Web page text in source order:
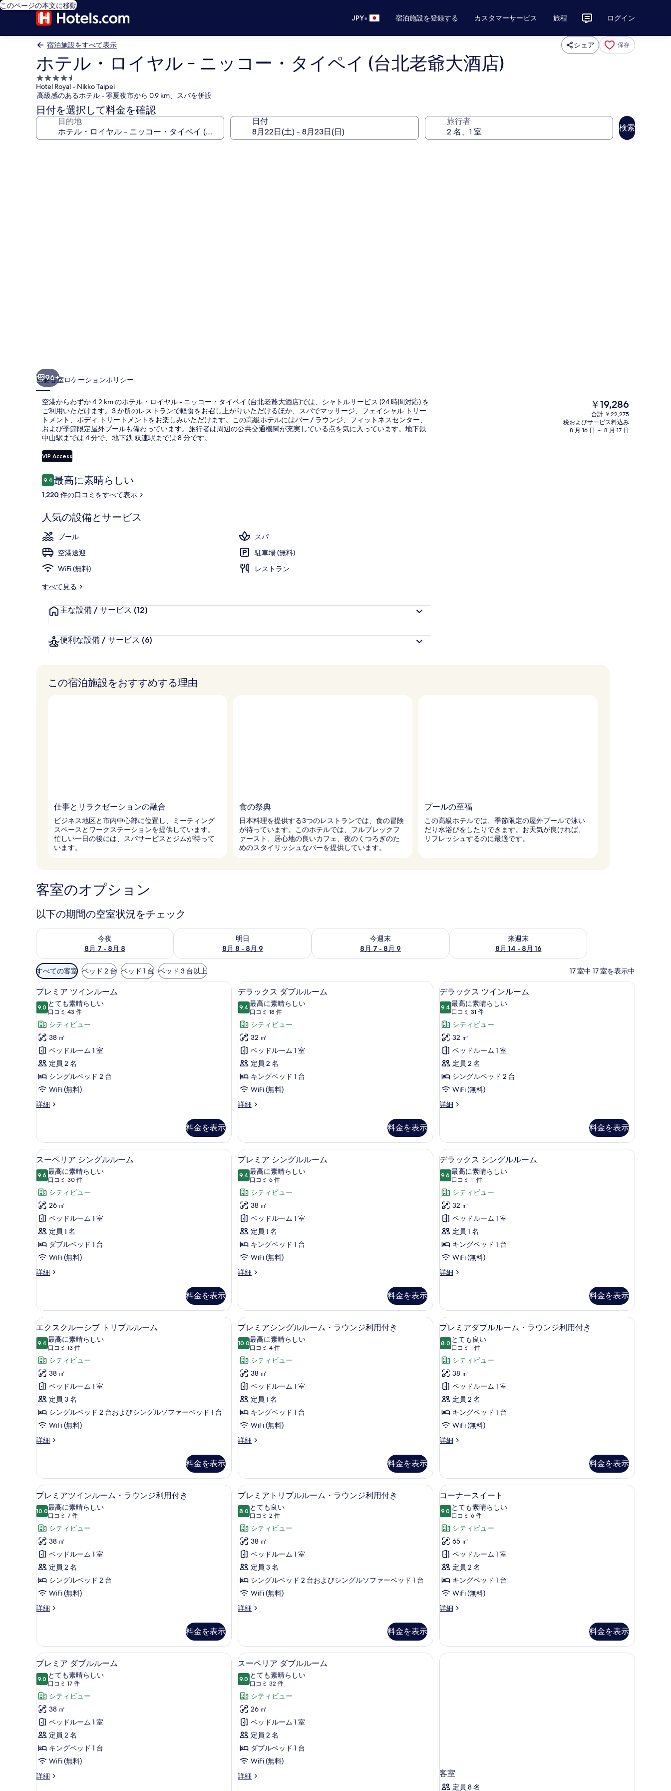
このページの本文に移動
JPY• 宿泊施設を登録する カスタマーサービス 旅程 ログイン
宿泊施設をすべて表示 シェア 保存
ホテル・ロイヤル - ニッコー・タイペイ (台北老爺大酒店)
4.5
つ
星
宿
泊
Hotel Royal - Nikko Taipei
高級感のあるホテル - 寧夏夜市から 0.9 km、スパを併設
日付を選択して料金を確認
目的地 日付 旅行者
検索
ペ
イ
(台
北
老
爺
酒
店)
の
写
真
ギ
ャ
3 か所のレストラン : ランチ、ディナーに営業 ロビー
96+
概要客室ロケーションポリシー
空港からわずか 4.2 km のホテル・ロイヤル - ニッコー・タイペイ (台北老爺大酒店)では、シャトルサービス (24 時間対応) を
ご利用いただけます。3 か所のレストランで軽食をお召し上がりいただけるほか、スパでマッサージ、フェイシャル トリー
トメント、ボディ トリートメントをお楽しみいただけます。この高級ホテルにはバー / ラウンジ、フィットネスセンター、
および季節限定屋外プールも備わっています。旅行者は周辺の公共交通機関が充実している点を気に入っています。地下鉄
中山駅までは 4 分で、地下鉄 双連駅までは 8 分です。
VIP Access
口
コ
ミ
9.410段階中9.4
最高に素晴らしい
1,220 件の口コミをすべて表示
人気の設備とサービス
プール
スパ
空港送迎
駐車場 (無料)
WiFi (無料)
レストラン
すべて見る
主な設備 / サービス (12)
便利な設備 / サービス (6)
現
在
の
料
￥19,286
合計 ￥22,275
税およびサービス料込み
8 月 16 日 ～ 8 月 17 日
この宿泊施設をおすすめする理由
仕事とリラクゼーションの融合
ビジネス地区と市内中心部に位置し、ミーティング
スペースとワークステーションを提供しています。
忙しい一日の後には、スパサービスとジムが待って
います。
食の祭典
日本料理を提供する3つのレストランでは、食の冒険
が待っています。このホテルでは、フルブレックフ
ァースト、居心地の良いカフェ、夜のくつろぎのた
めのスタイリッシュなバーを提供しています。
プールの至福
この高級ホテルでは、季節限定の屋外プールで泳い
だり水浴びをしたりできます。お天気が良ければ、
リフレッシュするのに最適です。
客室のオプション
以下の期間の空室状況をチェック
今夜
8月 7 - 8月 8
今夜 8月 7 - 8月 8 の空室状況をチェック
明日
8月 8 - 8月 9
明日 8月 8 - 8月 9 の空室状況をチェック
今週末
8月 7 - 8月 9
今週末 8月 7 - 8月 9 の空室状況をチェック
来週末
8月 14 - 8月 16
来週末 8月 14 - 8月 16 の空室状況をチェック
利
用
可
能
な
客
室
の
絞
り
込
み
条
件
すべての客室 ベッド 2 台 ベッド 1 台 ベッド 3 台以上 17 室中 17 室を表示中
プ
レ
ミ
ア
ツ
イ
ン
ル
ー
ム
べ
て
の
写
真
を
表
示
す
る
高級寝具、ミニバー、セーフティボックス (室内)、デスク
7
プレミア ツインルーム
9.010 点中 9.0
とても素晴らしい
口コミ 43 件
(口
コ
ミ
43
件)
シティビュー
38 ㎡
ベッドルーム 1 室
定員 2 名
シングルベッド 2 台
WiFi (無料)
詳細
プ
ツ
イ
ン
ー
の
詳
細
料金を表示
デ
ラ
ッ
ク
ス
ダ
ブ
ル
ル
ー
す
べ
て
の
写
真
を
表
示
す
る
高級寝具、ミニバー、セーフティボックス (室内)、デスク
6
デラックス ダブルルーム
9.410 点中 9.4
最高に素晴らしい
口コミ 18 件
(口
コ
ミ
18
件)
シティビュー
32 ㎡
ベッドルーム 1 室
定員 2 名
キングベッド 1 台
WiFi (無料)
詳細
デ
ス
ダ
ブ
ル
ム
の
詳
細
料金を表示
デ
ラ
ッ
ク
ス
ツ
イ
ン
ル
ー
す
べ
て
の
写
真
を
表
示
す
る
デラックス ツインルーム | 高級寝具、ミニ
5
デラックス ツインルーム
9.410 点中 9.4
最高に素晴らしい
口コミ 31 件
(口
コ
ミ
31
件)
シティビュー
32 ㎡
ベッドルーム 1 室
定員 2 名
シングルベッド 2 台
WiFi (無料)
詳細
デ
ス
ツ
イ
ル
ム
の
詳
細
料金を表示
ス
ー
ペ
リ
ア
シ
ン
グ
ル
ル
の
す
べ
て
の
写
真
を
表
示
す
高級寝具、ミニバー、セーフティボックス (室内)、デスク
6
スーペリア シングルルーム
9.610 点中 9.6
最高に素晴らしい
口コミ 30 件
(口
コ
ミ
30
件)
シティビュー
26 ㎡
ベッドルーム 1 室
定員 1 名
ダブルベッド 1 台
WiFi (無料)
詳細
ス
ア
シ
ン
ル
ー
ム
の
詳
細
料金を表示
プ
レ
ミ
ア
シ
ン
グ
ル
ル
ー
す
べ
て
の
写
真
を
表
示
す
る
高級寝具、ミニバー、セーフティボックス (室内)、デスク
7
プレミア シングルルーム
9.410 点中 9.4
最高に素晴らしい
口コミ 6 件
(口
コ
ミ
件)
シティビュー
38 ㎡
ベッドルーム 1 室
定員 1 名
キングベッド 1 台
WiFi (無料)
詳細
プ
シ
ン
グ
ル
ム
の
詳
細
料金を表示
デ
ラ
ッ
ク
ス
シ
ン
グ
ル
ル
の
す
べ
て
の
写
真
を
表
示
す
高級寝具、ミニバー、セーフティボックス (
6
デラックス シングルルーム
9.610 点中 9.6
最高に素晴らしい
口コミ 11 件
(口
コ
ミ
件)
シティビュー
32 ㎡
ベッドルーム 1 室
定員 1 名
キングベッド 1 台
WiFi (無料)
詳細
デ
ス
シ
ン
ル
ー
ム
の
詳
細
料金を表示
エ
ク
ス
ク
ル
ー
シ
ブ
ト
リ
ル
ー
ム
の
す
べ
て
の
写
真
を
す
る
高級寝具、ミニバー、セーフティボックス (室内)、デスク
7
エクスクルーシブ トリプルルーム
9.410 点中 9.4
最高に素晴らしい
口コミ 13 件
(口
コ
ミ
13
件)
シティビュー
38 ㎡
ベッドルーム 1 室
定員 3 名
シングルベッド 2 台およびシングルソファーベッド 1 台
WiFi (無料)
詳細
エ
ル
ー
シ
ト
プ
ル
ル
ー
ム
詳
細
料金を表示
プ
レ
ミ
ア
シ
ン
グ
ル
ル
ー
ウ
ン
ジ
利
用
付
き
の
す
べ
て
真
を
表
示
す
る
高級寝具、ミニバー、セーフティボックス (室内)、デスク
7
プレミアシングルルーム・ラウンジ利用付き
10.010 点中 10.0
最高に素晴らしい
口コミ 4 件
(口
コ
ミ
件)
シティビュー
38 ㎡
ベッドルーム 1 室
定員 1 名
キングベッド 1 台
WiFi (無料)
詳細
プ
シ
ン
グ
ル
ム・
ラ
ウ
ン
ジ
用
付
の
料金を表示
プ
レ
ミ
ア
ダ
ブ
ル
ル
ー
ム・
ン
ジ
利
用
付
き
の
す
べ
て
の
を
表
高級寝具、ミニバー、セーフティボックス (
7
プレミアダブルルーム・ラウンジ利用付き
8.010 点中 8.0
とても良い
口コミ 1 件
(口
コ
ミ
件)
シティビュー
38 ㎡
ベッドルーム 1 室
定員 2 名
キングベッド 1 台
WiFi (無料)
詳細
プ
ダ
ブ
ル
ー
ム・
ラ
ウ
ン
ジ
利
付
き
詳
料金を表示
プ
レ
ミ
ア
ツ
イ
ン
ル
ー
ム・
ン
ジ
利
用
付
き
の
す
べ
て
の
高級寝具、ミニバー、セーフティボックス (室内)、デスク
7
プレミアツインルーム・ラウンジ利用付き
10.010 点中 10.0
最高に素晴らしい
口コミ 7 件
(口
コ
ミ
件)
シティビュー
38 ㎡
ベッドルーム 1 室
定員 2 名
シングルベッド 2 台
WiFi (無料)
詳細
プ
ツ
イ
ン
ー
ム・
ラ
ウ
ン
ジ
利
付
き
詳
料金を表示
プ
レ
ミ
ア
ト
リ
プ
ル
ル
ー
ウ
ン
ジ
利
用
付
き
の
す
べ
て
高級寝具、ミニバー、セーフティボックス (室内)、デスク
7
プレミアトリプルルーム・ラウンジ利用付き
8.010 点中 8.0
とても良い
口コミ 2 件
(口
コ
ミ
件)
シティビュー
38 ㎡
ベッドルーム 1 室
定員 3 名
シングルベッド 2 台およびシングルソファーベッド 1 台
WiFi (無料)
詳細
プ
ト
リ
プ
ル
ム・
ラ
ウ
ン
ジ
用
付
の
料金を表示
コ
ー
ナ
ー
ス
イ
ー
ト
の
す
の
写
コーナースイート | 高級寝具、ミニバー、セ
5
コーナースイート
9.010 点中 9.0
とても素晴らしい
口コミ 6 件
(口
コ
ミ
件)
シティビュー
65 ㎡
ベッドルーム 1 室
定員 2 名
キングベッド 1 台
WiFi (無料)
詳細
コ
ス
イ
ー
料金を表示
プ
レ
ミ
ア
ダ
ブ
ル
ル
ー
ム
高級寝具、ミニバー、セーフティボックス (室内)、デスク
7
プレミア ダブルルーム
9.010 点中 9.0
とても素晴らしい
口コミ 17 件
(口
コ
ミ
17
件)
シティビュー
38 ㎡
ベッドルーム 1 室
定員 2 名
キングベッド 1 台
WiFi (無料)
詳細
プ
ス
ー
ペ
リ
ア
ダ
ブ
ル
ル
ー
高級寝具、ミニバー、セーフティボックス (室内)、デスク
6
スーペリア ダブルルーム
9.010 点中 9.0
とても素晴らしい
口コミ 32 件
(口
コ
ミ
32
件)
シティビュー
26 ㎡
ベッドルーム 1 室
定員 2 名
ダブルベッド 1 台
WiFi (無料)
詳細
ス
客室
定員 8 名